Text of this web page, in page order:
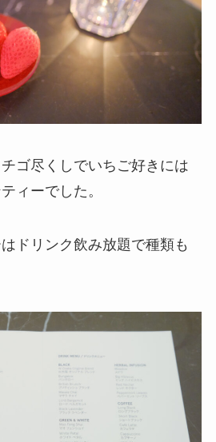
ゴ尽くしでいちご好きには
ィーでした。
ドリンク飲み放題で種類も